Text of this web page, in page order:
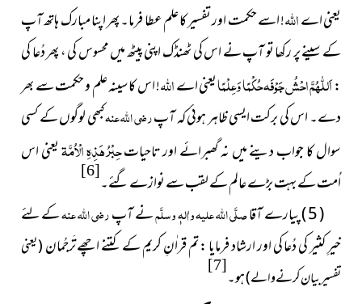
یعنی اےاللہ! اسے حکمت اور تفسیر کا علم عطا فرما۔ پھر اپنا مبارک ہاتھ آپ
کے سینے پر رکھا تو آپ نے اس کی ٹھنڈک اپنی پیٹھ میں محسوس کی ، پھر دُعا کی
:اَللّٰهُمَّ احْشُ جَوْفَه حُكْمًا وَعِلْمًایعنی اےاللہ! اس کا سینہ علم و حکمت سے بھر
دے۔ اس کی برکت ایسی ظاہر ہوئی کہ آپرضی اللہ عنہکبھی لوگوں کے کسی
سوال کا جواب دینے میں نہ گھبرائے اور تاحیاتحِبْرُ هَذِهِ الْاُمَّةیعنی اس
اُمت کے بہت بڑے عالم کے لقب سے نوازے گئے۔[6]
( 5 ) پیارے آقا صلَّی اللہ علیہ واٰلہٖ وسلَّمنے آپرضی اللہ عنہکے لئے
خیرِ کثیر کی دُعا کی اور ارشاد فرمایا : تم قراٰنِ کریم کے کتنے اچھے تَرجُمان( یعنی
تفسیر بیان کرنے والے )ہو۔[7]